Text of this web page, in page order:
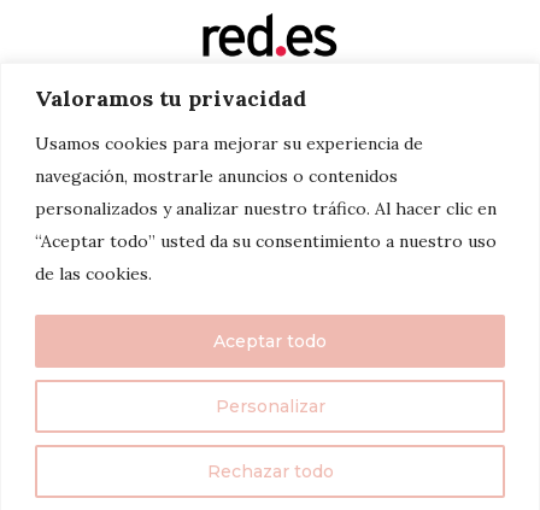
Valoramos tu privacidad
Usamos cookies para mejorar su experiencia de
navegación, mostrarle anuncios o contenidos
personalizados y analizar nuestro tráfico. Al hacer clic en
“Aceptar todo” usted da su consentimiento a nuestro uso
de las cookies.
Personalizar
Rechazar todo
Aceptar todo